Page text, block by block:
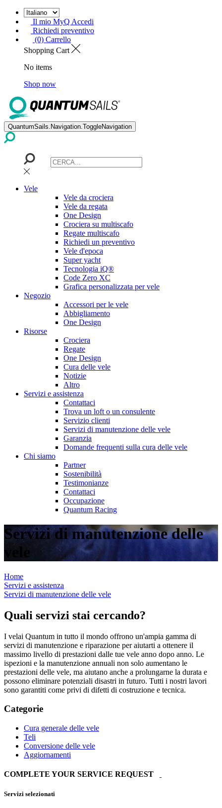
Il mio MyQ Accedi
Richiedi preventivo
(0) Carrello
Shopping Cart
No items
Shop now
QuantumSails.Navigation.ToggleNavigation
Vele
Vele da crociera
Vele da regata
One Design
Crociera su multiscafo
Regate multiscafo
Richiedi un preventivo
Vele d'epoca
Super yacht
Tecnologia iQ®
Code Zero XC
Grafica personalizzata per vele
Negozio
Accessori per le vele
Abbigliamento
One Design
Risorse
Crociera
Regate
One Design
Cura delle vele
Notizie
Altro
Servizi e assistenza
Contattaci
Trova un loft o un consulente
Servizio clienti
Servizi di manutenzione delle vele
Garanzia
Domande frequenti sulla cura delle vele
Chi siamo
Partner
Sostenibilità
Testimonianze
Contattaci
Occupazione
Quantum Racing
Servizi di manutenzione delle
vele
Home
Servizi e assistenza
Servizi di manutenzione delle vele
Quali servizi stai cercando?
I velai Quantum in tutto il mondo offrono un'ampia gamma di
servizi di manutenzione e riparazione per aiutarti a ottenere il
massimo livello di prestazioni dalle tue vele anno dopo anno. Le
ispezioni e la manutenzione annuali non solo aumentano le
prestazioni delle vele, ma aiutano anche a prolungarne la durata e
possono eliminare potenziali disastri in futuro. Tutti i nostri lavori
sono garantiti come privi di difetti di costruzione e tecnica.
Categorie
Cura generale delle vele
Teli
Conversione delle vele
Aggiornamenti
COMPLETE YOUR SERVICE REQUEST
Servizi selezionati